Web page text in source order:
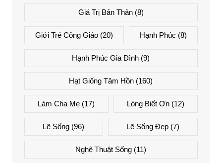
Giá Trị Bản Thân(8)
Giới Trẻ Công Giáo(20) Hạnh Phúc (8)
Hạnh Phúc Gia Đình (9)
Hạt Giống Tâm Hồn (160)
Làm Cha Mẹ (17) Lòng Biết Ơn(12)
Lẽ Sống (96) Lẽ Sống Đẹp(7)
Nghệ Thuật Sống (11)